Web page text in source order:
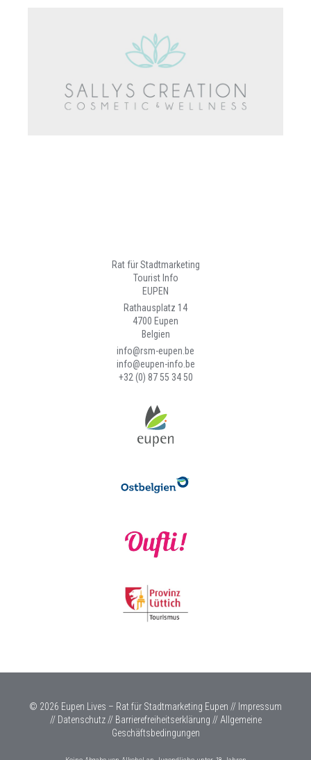
Rat für Stadtmarketing
Tourist Info
EUPEN
Rathausplatz 14
4700 Eupen
Belgien
info@rsm-eupen.be
info@eupen-info.be
+32 (0) 87 55 34 50
© 2026 Eupen Lives – Rat für Stadtmarketing Eupen // Impressum
// Datenschutz// Barrierefreiheitserklärung //Allgemeine
Geschäftsbedingungen